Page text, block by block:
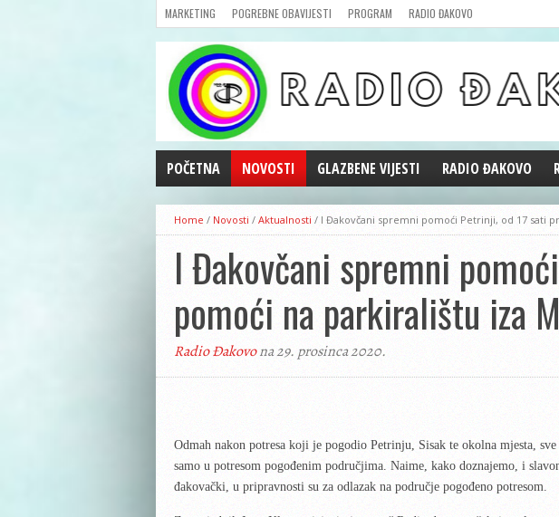
MARKETING POGREBNE OBAVIJESTI PROGRAM RADIO ĐAKOVO
POČETNA NOVOSTI
AKTUALNOSTI
CRNA KRONIKA
POLITIKA
ZANIMLJIVOSTI
GOSPODARSTVO
KULTURA
ŠPORT
GLAZBENE VIJESTI RADIO ĐAKOVO
MARKETING
Home / Novosti / Aktualnosti / I Đakovčani spremni pomoći Petrinji, od 17 sati
I Đakovčani spremni
pomoći na parkiralištu iza
Radio Đakovona 29. prosinca 2020.
Odmah nakon potresa koji je pogodio Petrinju, Sisak te okolna mjesta,
samo u potresom pogođenim područjima. Naime, kako doznajemo, i
đakovački, u pripravnosti su za odlazak na područje pogođeno potresom.